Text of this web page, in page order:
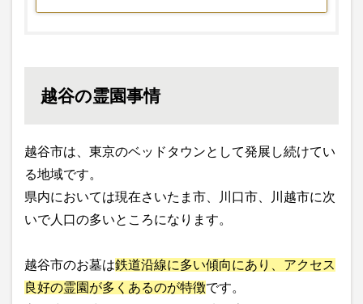
越谷の霊園事情
越谷市は、東京のベッドタウンとして発展し続けてい
る地域です。
県内においては現在さいたま市、川口市、川越市に次
いで人口の多いところになります。
越谷市のお墓は鉄道沿線に多い傾向にあり、アクセス
良好の霊園が多くあるのが特徴です。